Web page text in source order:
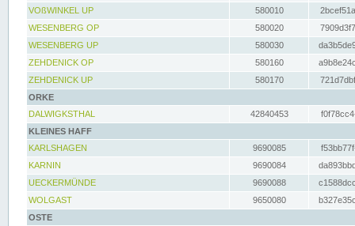
VOßWINKEL UP
580010
WESENBERG OP
580020
WESENBERG UP
580030
ZEHDENICK OP
580160
ZEHDENICK UP
580170
ORKE
DALWIGKSTHAL
42840453
KLEINES HAFF
KARLSHAGEN
9690085
KARNIN
9690084
UECKERMÜNDE
9690088
WOLGAST
9650080
OSTE